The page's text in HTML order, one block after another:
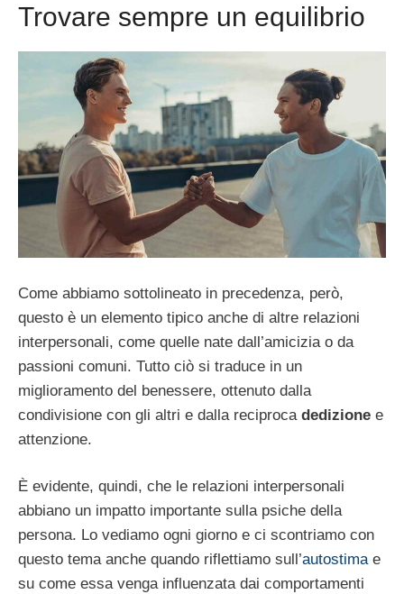
Trovare sempre un equilibrio
Come abbiamo sottolineato in precedenza, però,
questo è un elemento tipico anche di altre relazioni
interpersonali, come quelle nate dall’amicizia o da
passioni comuni. Tutto ciò si traduce in un
miglioramento del benessere, ottenuto dalla
condivisione con gli altri e dalla reciproca dedizione e
attenzione.
È evidente, quindi, che le relazioni interpersonali
abbiano un impatto importante sulla psiche della
persona. Lo vediamo ogni giorno e ci scontriamo con
questo tema anche quando riflettiamo sull’autostimae
su come essa venga influenzata dai comportamenti